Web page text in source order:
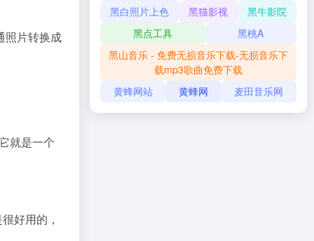
照片转换成
就是一个
好用的，
黑白照片上色
黑猫影视
黑牛影院
黑点工具
黑桃A
黑山音乐 - 免费无损音乐下载-无损音乐下
载mp3歌曲免费下载
黄蜂网站
黄蜂网 麦田音乐网